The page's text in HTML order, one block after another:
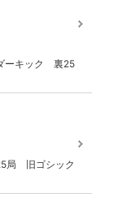
ーキック 裏25
局 旧ゴシック